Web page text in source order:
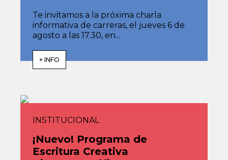
Te invitamos a la próxima charla
informativa de carreras, el jueves 6 de
agosto a las 17.30, en...
+ INFO
INSTITUCIONAL
¡Nuevo! Programa de
Escritura Creativa